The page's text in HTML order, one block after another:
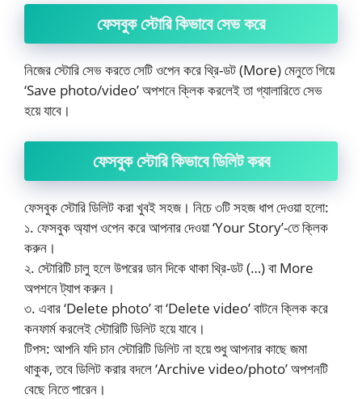
ফেসবুক স্টোরি কিভাবে সেভ করে
নিজের স্টোরি সেভ করতে সেটি ওপেন করে থ্রি-ডট (More) মেনুতে গিয়ে
‘Save photo/video’ অপশনে ক্লিক করলেই তা গ্যালারিতে সেভ
হয়ে যাবে।
ফেসবুক স্টোরি কিভাবে ডিলিট করব
ফেসবুক স্টোরি ডিলিট করা খুবই সহজ। নিচে ৩টি সহজ ধাপ দেওয়া হলো:
​১. ফেসবুক অ্যাপ ওপেন করে আপনার দেওয়া ‘Your Story’-তে ক্লিক
করুন।
২. স্টোরিটি চালু হলে উপরের ডান দিকে থাকা থ্রি-ডট (…) বা More
অপশনে ট্যাপ করুন।
৩. এবার ‘Delete photo’ বা ‘Delete video’ বাটনে ক্লিক করে
কনফার্ম করলেই স্টোরিটি ডিলিট হয়ে যাবে।
​টিপস: আপনি যদি চান স্টোরিটি ডিলিট না হয়ে শুধু আপনার কাছে জমা
থাকুক, তবে ডিলিট করার বদলে ‘Archive video/photo’ অপশনটি
বেছে নিতে পারেন।